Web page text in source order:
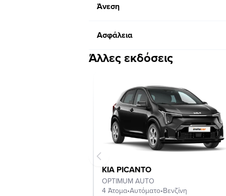
Άνεση
Ασφάλεια
Άλλες εκδόσεις
KIA PICANTO
OPTIMUM AUTO
4 Άτομα•Αυτόματο•Βενζίνη